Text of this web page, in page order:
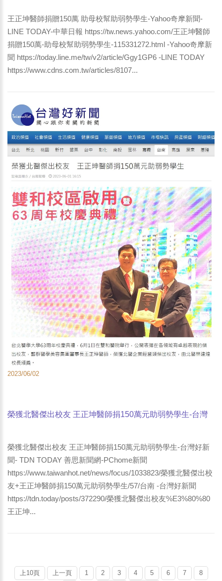
王正坤醫師捐贈150萬 助母校幫助弱勢學生-Yahoo奇摩新聞-
LINE TODAY-中華日報 https://tw.news.yahoo.com/王正坤醫師
捐贈150萬-助母校幫助弱勢學生-115331272.html -Yahoo奇摩新
聞 https://today.line.me/tw/v2/article/Ggy1GP6 -LINE TODAY
https://www.cdns.com.tw/articles/8107...
2023/06/02
榮獲北醫傑出校友 王正坤醫師捐150萬元助弱勢學生-台灣
榮獲北醫傑出校友 王正坤醫師捐150萬元助弱勢學生-台灣好新
聞- TDN TODAY 善思新聞網-PChome新聞
https://www.taiwanhot.net/news/focus/1033823/榮獲北醫傑出校
友+王正坤醫師捐150萬元助弱勢學生/57/台南 -台灣好新聞
https://tdn.today/posts/372290/榮獲北醫傑出校友%E3%80%80
王正坤...
上10頁 上一頁 1 2 3 4 5 6 7
8